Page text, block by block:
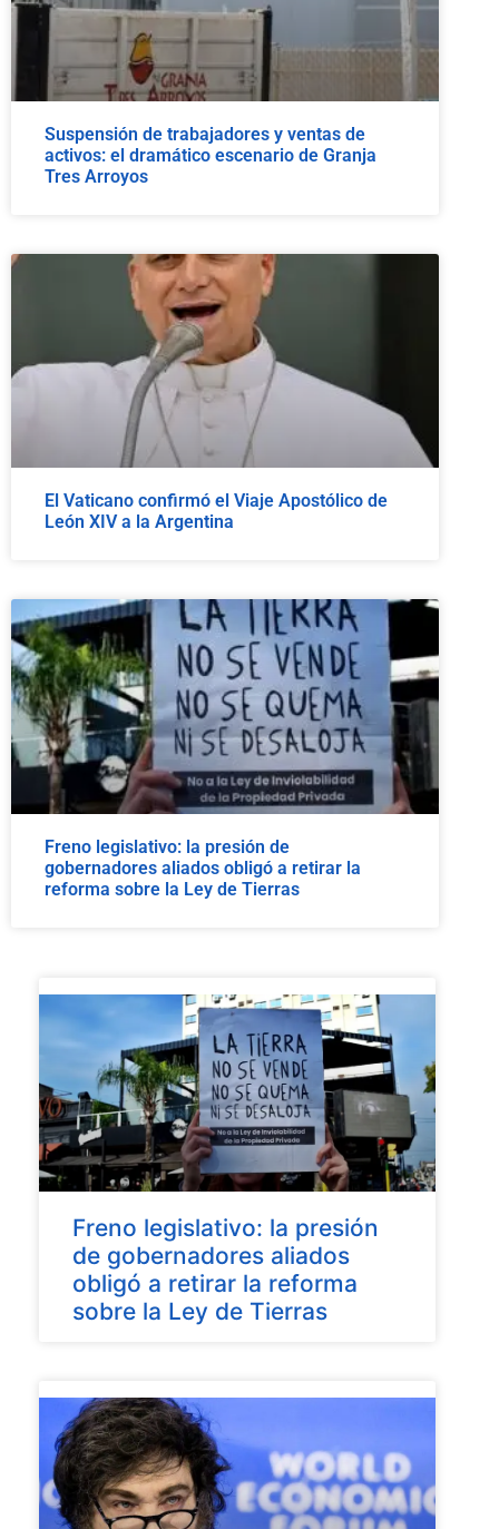
Suspensión de trabajadores y ventas de
activos: el dramático escenario de Granja
Tres Arroyos
El Vaticano confirmó el Viaje Apostólico de
León XIV a la Argentina
Freno legislativo: la presión de
gobernadores aliados obligó a retirar la
reforma sobre la Ley de Tierras
Freno legislativo: la presión
de gobernadores aliados
obligó a retirar la reforma
sobre la Ley de Tierras